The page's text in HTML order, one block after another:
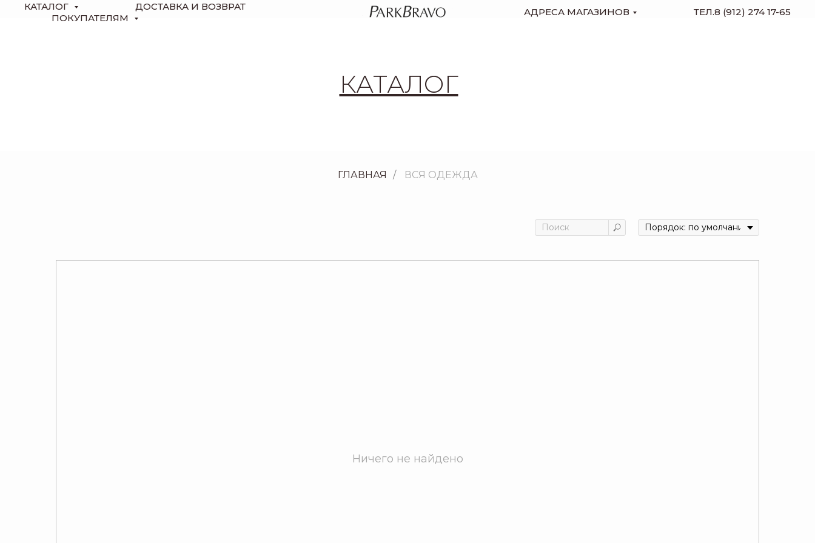
КАТАЛОГ
ДОСТАВКА И ВОЗВРАТ
ПОКУПАТЕЛЯМ
АДРЕСА МАГАЗИНОВ ТЕЛ.8 (912) 274 17-65
КАТАЛОГ
ГЛАВНАЯ / ВСЯ ОДЕЖДА
Ничего не найдено